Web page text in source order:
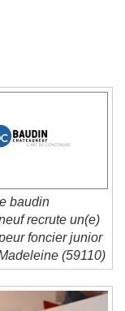
baudin
recrute un(e)
foncier junior
(59110)